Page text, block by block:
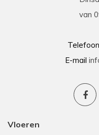
van
Telefoon
E-mail
Vloeren